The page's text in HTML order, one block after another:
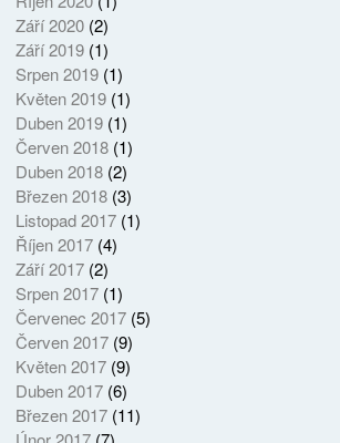
Září 2020(2)
Září 2019(1)
Srpen 2019(1)
Květen 2019(1)
Duben 2019(1)
Červen 2018(1)
Duben 2018(2)
Březen 2018(3)
Listopad 2017(1)
Říjen 2017(4)
Září 2017(2)
Srpen 2017(1)
Červenec 2017(5)
Červen 2017(9)
Květen 2017(9)
Duben 2017(6)
Březen 2017(11)